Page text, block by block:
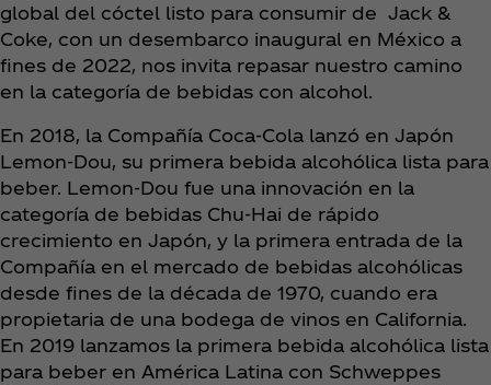
global del cóctel listo para consumir de Jack &
Coke, con un desembarco inaugural en México a
fines de 2022, nos invita repasar nuestro camino
en la categoría de bebidas con alcohol.
En 2018, la Compañía Coca‑Cola lanzó en Japón
Lemon-Dou, su primera bebida alcohólica lista para
beber. Lemon-Dou fue una innovación en la
categoría de bebidas Chu-Hai de rápido
crecimiento en Japón, y la primera entrada de la
Compañía en el mercado de bebidas alcohólicas
desde fines de la década de 1970, cuando era
propietaria de una bodega de vinos en California.
En 2019 lanzamos la primera bebida alcohólica lista
para beber en América Latina con Schweppes